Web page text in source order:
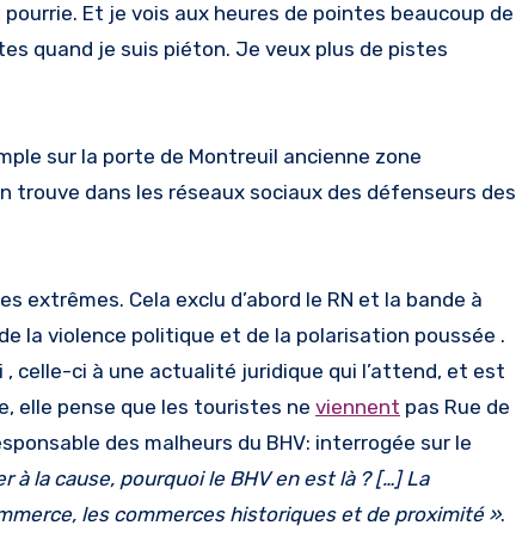
pourrie. Et je vois aux heures de pointes beaucoup de
quand je suis piéton. Je veux plus de pistes
sur la porte de Montreuil ancienne zone
trouve dans les réseaux sociaux des défenseurs des
extrêmes. Cela exclu d’abord le RN et la bande à
la violence politique et de la polarisation poussée .
celle-ci à une actualité juridique qui l’attend, et est
elle pense que les touristes ne viennent pas Rue de
des malheurs du BHV: interrogée sur le
à la cause, pourquoi le BHV en est là ? […] La
les commerces historiques et de proximité ».